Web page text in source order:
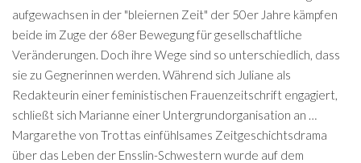
aufgewachsen in der "bleiernen Zeit" der 50er Jahre kämpfen
beide im Zuge der 68er Bewegung für gesellschaftliche
Veränderungen. Doch ihre Wege sind so unterschiedlich, dass
sie zu Gegnerinnen werden. Während sich Juliane als
Redakteurin einer feministischen Frauenzeitschrift engagiert,
schließt sich Marianne einer Untergrundorganisation an …
Margarethe von Trottas einfühlsames Zeitgeschichtsdrama
über das Leben der Ensslin-Schwestern wurde auf dem